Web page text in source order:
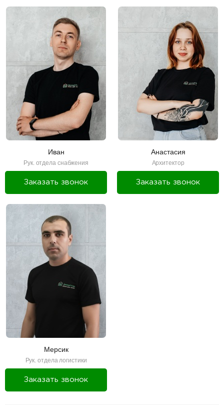
Иван
Рук. отдела снабжения
Заказать звонок
Анастасия
Архитектор
Заказать звонок
Мерсик
Рук. отдела логистики
Заказать звонок